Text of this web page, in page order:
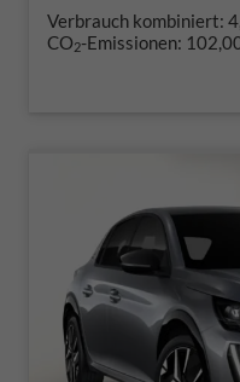
Verbrauch kombiniert:
CO2-Emissionen: